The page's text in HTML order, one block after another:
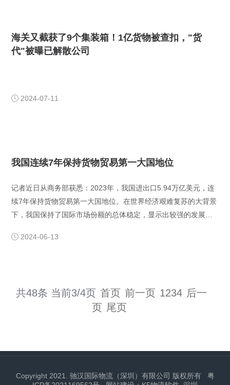
海关又截获了9个集装箱！1亿货物被查扣，"货
代"被曝已解散公司
 2024-07-11
我国连续7年保持货物贸易第一大国地位
​记者近日从商务部获悉：2023年，我国进出口5.94万亿美元，连
续7年保持货物贸易第一大国地位。在世界经济艰难复苏的大背景
下，我国保持了国际市场份额的总体稳定，显示出较强的发展韧
据。数据显示，全球货物出口3年来首次下降。2023年，全球出
 2024-06-13
共48条 当前3/4页 首页 前一页 1234 后一
页 尾页
Copyright 2021. 驰汉国际物流（深圳）有限公司 版权所有 粤